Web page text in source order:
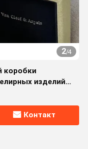
2/4
коробки
изделий
Контакт